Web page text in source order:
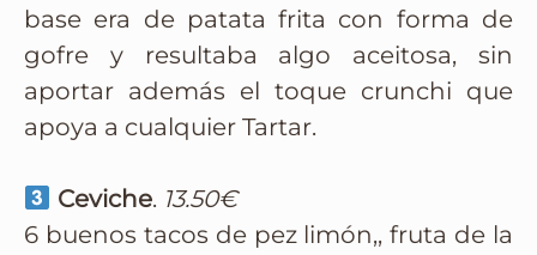
base era de patata frita con forma de
gofre y resultaba algo aceitosa, sin
aportar además el toque crunchi que
apoya a cualquier Tartar.
Ceviche. 13.50€
6 buenos tacos de pez limón,, fruta de la